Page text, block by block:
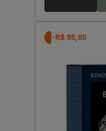
-R$ 95,85